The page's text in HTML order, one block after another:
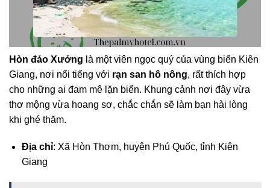
Hòn đảo Xưởng là một viên ngọc quý của vùng biển Kiên
Giang, nơi nổi tiếng với rạn san hô nông, rất thích hợp
cho những ai đam mê lặn biển. Khung cảnh nơi đây vừa
thơ mộng vừa hoang sơ, chắc chắn sẽ làm bạn hài lòng
khi ghé thăm.
Địa chỉ: Xã Hòn Thơm, huyện Phú Quốc, tỉnh Kiên
Giang